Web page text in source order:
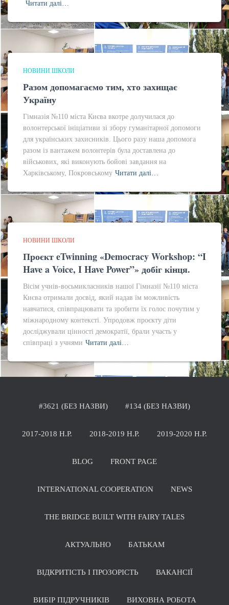
Читати далі…
НОВИНИ ШКОЛИ
Разом допомагаємо тим, хто захищає
Україну
Гімназія №110 міста Києва вкотре долучилася до
волонтерської ініціативи зі збору гуманітарної допомоги
для українських захисників. Цього разу наша допомога
разом із вантажем волонтерів була доставлена до
військових, які виконують бойові завдання на
Харківському, Покровському Читати далі…
НОВИНИ ШКОЛИ
Проєкт eTwinning «Democracy Workshop: “I
Have a Voice, I Have Power”» добіг кінця.
Вісім учнів-восьмикласників нашої Гімназії №110 міста
Києва отримали досвід, який надав їм можливість
навчатися, співпрацювати та зробити їх голос почутим у
міжнародному контексті. Упродовж проєкту діти
досліджували цінності демократії, брали участь у
співпраці з учнями Читати далі…
#3621 (БЕЗ НАЗВИ) #134 (БЕЗ НАЗВИ)
2017-2018 Н.Р. 2018-2019 Н.Р. 2019-2020 Н.Р.
BLOG FRONT PAGE
INTERNATIONAL COOPERATION NEWS
THE BRIDGE BUILT WITH FAIRY TALES
АКТУАЛЬНО БАТЬКАМ
ВІДКРИТІСТЬ І ПРОЗОРІСТЬ ВАКАНСІЇ
ВИБІР ПІДРУЧНИКІВ ВИХОВНА РОБОТА